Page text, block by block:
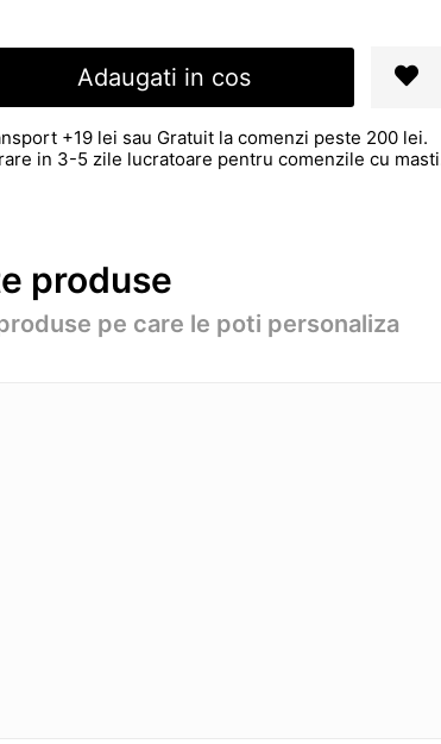
Adaugati in cos
+19 lei sau Gratuit la comenzi peste 200 lei.
in 3-5 zile lucratoare pentru comenzile cu
produse
pe care le poti personaliza